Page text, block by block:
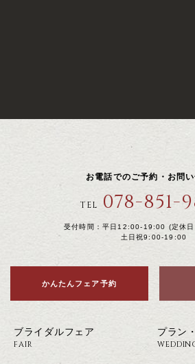
お電話でのご予約・お問
TEL 078-851-
受付時間：平日12:00-19:00 (定休日
土日祝9:00-19:00
かんたんフェア予約
ブライダルフェア
FAIR
プラン